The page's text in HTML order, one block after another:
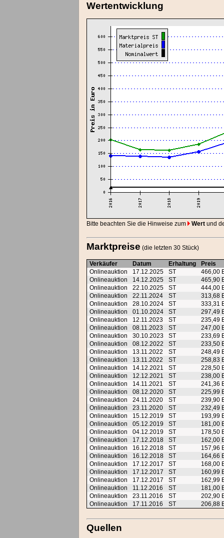
Wertentwicklung
Bitte beachten Sie die Hinweise zum Wert und
Marktpreise (die letzten 30 Stück)
Verkäufer Datum Erhaltung
Preis
Onlineauktion
17.12.2025 ST
466,00
Onlineauktion
14.12.2025 ST
465,90
Onlineauktion
22.10.2025 ST
444,00
Onlineauktion
22.11.2024 ST
313,68
Onlineauktion
28.10.2024 ST
333,31
Onlineauktion
01.10.2024 ST
297,49
Onlineauktion
12.11.2023 ST
235,49
Onlineauktion
08.11.2023 ST
247,00
Onlineauktion
30.10.2023 ST
233,69
Onlineauktion
08.12.2022 ST
233,50
Onlineauktion
13.11.2022 ST
248,49
Onlineauktion
13.11.2022 ST
258,83
Onlineauktion
14.12.2021 ST
228,50
Onlineauktion
12.12.2021 ST
238,00
Onlineauktion
14.11.2021 ST
241,36
Onlineauktion
08.12.2020 ST
225,99
Onlineauktion
24.11.2020 ST
239,90
Onlineauktion
23.11.2020 ST
232,49
Onlineauktion
15.12.2019 ST
193,99
Onlineauktion
05.12.2019 ST
181,00
Onlineauktion
04.12.2019 ST
178,50
Onlineauktion
17.12.2018 ST
162,00
Onlineauktion
16.12.2018 ST
157,96
Onlineauktion
16.12.2018 ST
164,66
Onlineauktion
17.12.2017 ST
168,00
Onlineauktion
17.12.2017 ST
160,99
Onlineauktion
17.12.2017 ST
162,99
Onlineauktion
11.12.2016 ST
181,00
Onlineauktion
23.11.2016 ST
202,90
Onlineauktion
17.11.2016 ST 206,88
Quellen